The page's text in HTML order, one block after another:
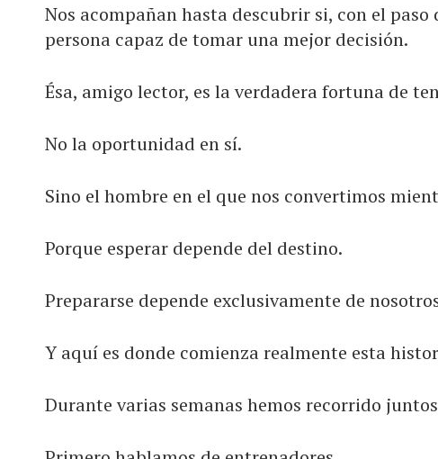
Nos acompañan hasta descubrir si, con el
persona capaz de tomar una mejor decisión.
Ésa, amigo lector, es la verdadera fortuna de
No la oportunidad en sí.
Sino el hombre en el que nos convertimos
Porque esperar depende del destino.
Prepararse depende exclusivamente de
Y aquí es donde comienza realmente esta
Durante varias semanas hemos recorrido